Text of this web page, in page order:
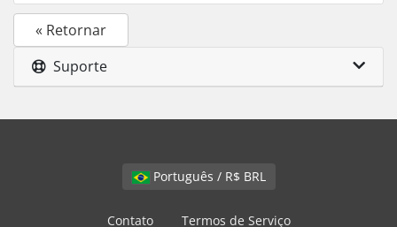
« Retornar
Suporte
Português / R$ BRL
Contato Termos de Serviço